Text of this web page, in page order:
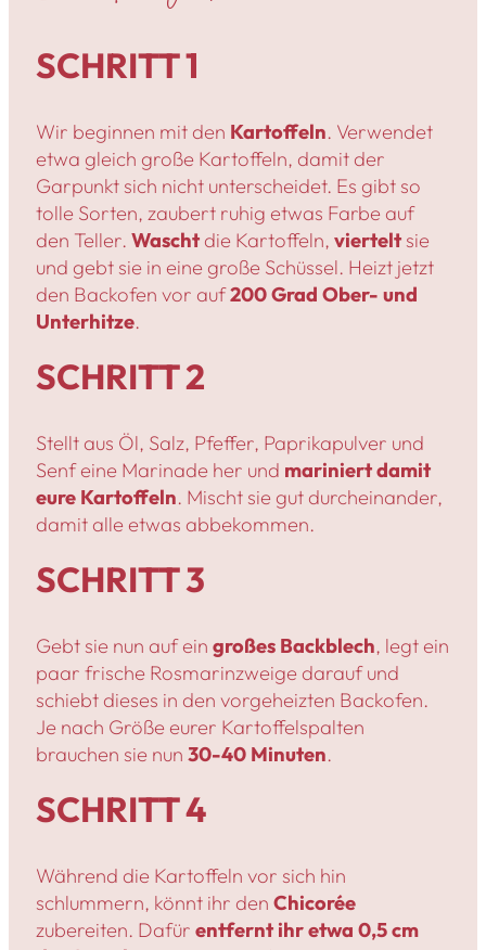
SCHRITT 1
Wir beginnen mit den Kartoffeln. Verwendet
etwa gleich große Kartoffeln, damit der
Garpunkt sich nicht unterscheidet. Es gibt so
tolle Sorten, zaubert ruhig etwas Farbe auf
den Teller. Wascht die Kartoffeln, vierteltsie
und gebt sie in eine große Schüssel. Heizt jetzt
den Backofen vor auf200 Grad Ober- und
Unterhitze.
SCHRITT 2
Stellt aus Öl, Salz, Pfeffer, Paprikapulver und
Senf eine Marinade her und mariniert damit
eure Kartoffeln. Mischt sie gut durcheinander,
damit alle etwas abbekommen.
SCHRITT 3
Gebt sie nun auf ein großes Backblech, legt ein
paar frische Rosmarinzweige darauf und
schiebt dieses in den vorgeheizten Backofen.
Je nach Größe eurer Kartoffelspalten
brauchen sie nun 30-40 Minuten.
SCHRITT 4
Während die Kartoffeln vor sich hin
schlummern, könnt ihr den Chicorée
zubereiten. Dafür entfernt ihr etwa 0,5 cm